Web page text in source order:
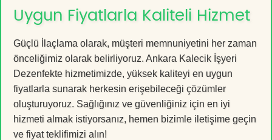
Uygun Fiyatlarla Kaliteli Hizmet
Güçlü İlaçlama olarak, müşteri memnuniyetini her zaman
önceliğimiz olarak belirliyoruz. Ankara Kalecik İşyeri
Dezenfekte hizmetimizde, yüksek kaliteyi en uygun
fiyatlarla sunarak herkesin erişebileceği çözümler
oluşturuyoruz. Sağlığınız ve güvenliğiniz için en iyi
hizmeti almak istiyorsanız, hemen bizimle iletişime geçin
ve fiyat teklifimizi alın!